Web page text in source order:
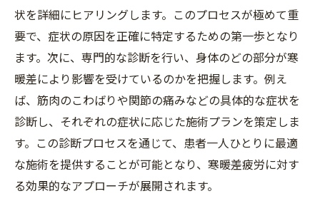
術
寒暖差疲労克服後の健康維持法
プロの技接骨院が提供する寒暖差疲労への新ア
最新技術を取り入れた施術法
寒暖差疲労への革新的アプローチ
プロフェッショナルによる診断の重要性
革新的な施術がもたらす成果
状を詳細にヒアリングします。このプロセスが極めて重
要で、症状の原因を正確に特定するための第一歩となり
ます。次に、専門的な診断を行い、身体のどの部分が寒
暖差により影響を受けているのかを把握します。例え
ば、筋肉のこわばりや関節の痛みなどの具体的な症状を
診断し、それぞれの症状に応じた施術プランを策定しま
す。この診断プロセスを通じて、患者一人ひとりに最適
な施術を提供することが可能となり、寒暖差疲労に対す
る効果的なアプローチが展開されます。